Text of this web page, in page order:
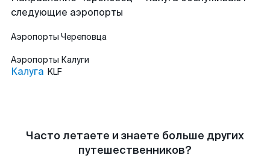
следующие аэропорты
Аэропорты Череповца
Аэропорты Калуги
Калуга KLF
Часто летаете и знаете больше других
путешественников?